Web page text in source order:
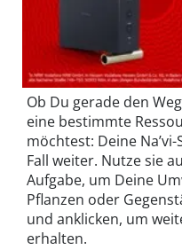
Ob Du gerade den
eine bestimmte
möchtest: Deine
Fall weiter. Nutze sie
Aufgabe, um Deine
Pflanzen oder
und anklicken, um
erhalten.